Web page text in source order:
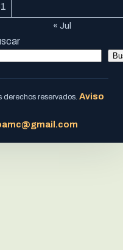
« Jul
reservados. Aviso